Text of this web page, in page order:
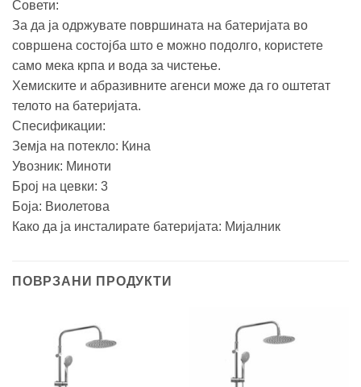
Совети:
За да ја одржувате површината на батеријата во
совршена состојба што е можно подолго, користете
само мека крпа и вода за чистење.
Хемиските и абразивните агенси може да го оштетат
телото на батеријата.
Спесификации:
Земја на потекло: Кина
Увозник: Миноти
Број на цевки: 3
Боја: Виолетова
Како да ја инсталирате батеријата: Mијалник
ПОВРЗАНИ ПРОДУКТИ